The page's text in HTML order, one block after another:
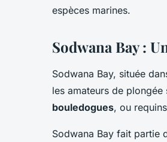
espèces marines.
Sodwana Bay :
Sodwana Bay, située
les amateurs de
bouledogues, ou
Sodwana Bay fait partie